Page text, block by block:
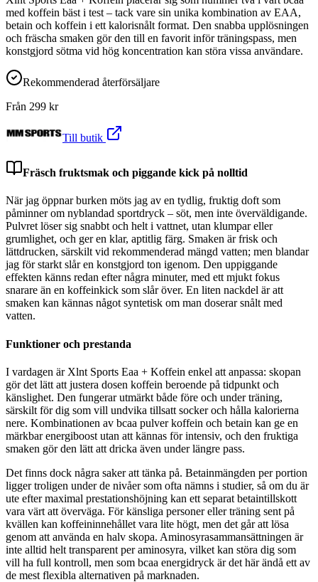
med koffein bäst i test – tack vare sin unika kombination av EAA,
betain och koffein i ett kalorisnålt format. Den snabba upplösningen
och fräscha smaken gör den till en favorit inför träningspass, men
konstgjord sötma vid hög koncentration kan störa vissa användare.
Rekommenderad återförsäljare
Från 299 kr
Till butik
Fräsch fruktsmak och piggande kick på nolltid
När jag öppnar burken möts jag av en tydlig, fruktig doft som
påminner om nyblandad sportdryck – söt, men inte överväldigande.
Pulvret löser sig snabbt och helt i vattnet, utan klumpar eller
grumlighet, och ger en klar, aptitlig färg. Smaken är frisk och
lättdrucken, särskilt vid rekommenderad mängd vatten; men blandar
jag för starkt slår en konstgjord ton igenom. Den uppiggande
effekten känns redan efter några minuter, med ett mjukt fokus
snarare än en koffeinkick som slår över. En liten nackdel är att
smaken kan kännas något syntetisk om man doserar snålt med
vatten.
Funktioner och prestanda
I vardagen är Xlnt Sports Eaa + Koffein enkel att anpassa: skopan
gör det lätt att justera dosen koffein beroende på tidpunkt och
känslighet. Den fungerar utmärkt både före och under träning,
särskilt för dig som vill undvika tillsatt socker och hålla kalorierna
nere. Kombinationen av bcaa pulver koffein och betain kan ge en
märkbar energiboost utan att kännas för intensiv, och den fruktiga
smaken gör den lätt att dricka även under längre pass.
Det finns dock några saker att tänka på. Betainmängden per portion
ligger troligen under de nivåer som ofta nämns i studier, så om du är
ute efter maximal prestationshöjning kan ett separat betaintillskott
vara värt att överväga. För känsliga personer eller träning sent på
kvällen kan koffeininnehållet vara lite högt, men det går att lösa
genom att använda en halv skopa. Aminosyrasammansättningen är
inte alltid helt transparent per aminosyra, vilket kan störa dig som
vill ha full kontroll, men som bcaa energidryck är det här ändå ett av
de mest flexibla alternativen på marknaden.